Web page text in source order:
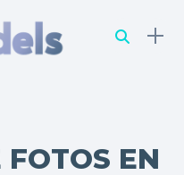
FOTOS EN